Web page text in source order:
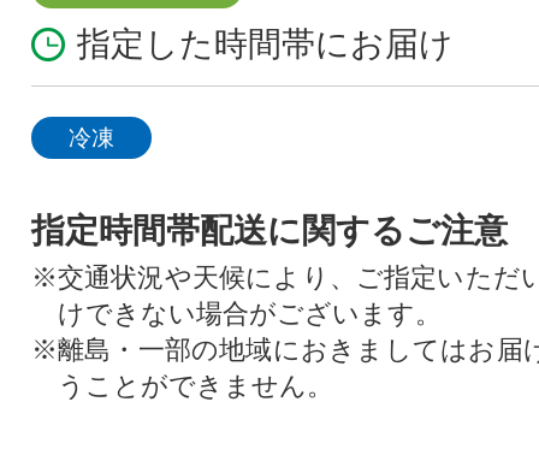
指定した時間帯にお届け
冷凍
指定時間帯配送に関するご注意
※交通状況や天候により、ご指定いただ
けできない場合がございます。
※離島・一部の地域におきましてはお届
うことができません。